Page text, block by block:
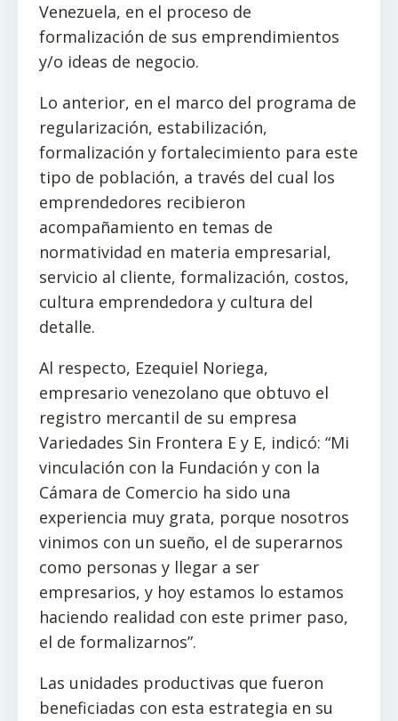
Venezuela, en el proceso de
formalización de sus emprendimientos
y/o ideas de negocio.
Lo anterior, en el marco del programa de
regularización, estabilización,
formalización y fortalecimiento para este
tipo de población, a través del cual los
emprendedores recibieron
acompañamiento en temas de
normatividad en materia empresarial,
servicio al cliente, formalización, costos,
cultura emprendedora y cultura del
detalle.
Al respecto, Ezequiel Noriega,
empresario venezolano que obtuvo el
registro mercantil de su empresa
Variedades Sin Frontera E y E, indicó: “Mi
vinculación con la Fundación y con la
Cámara de Comercio ha sido una
experiencia muy grata, porque nosotros
vinimos con un sueño, el de superarnos
como personas y llegar a ser
empresarios, y hoy estamos lo estamos
haciendo realidad con este primer paso,
el de formalizarnos”.
Las unidades productivas que fueron
beneficiadas con esta estrategia en su